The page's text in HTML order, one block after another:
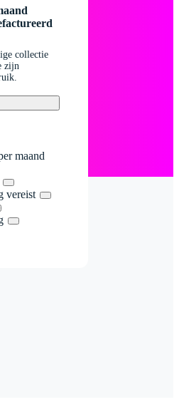
collectie
zijn
maand
vereist